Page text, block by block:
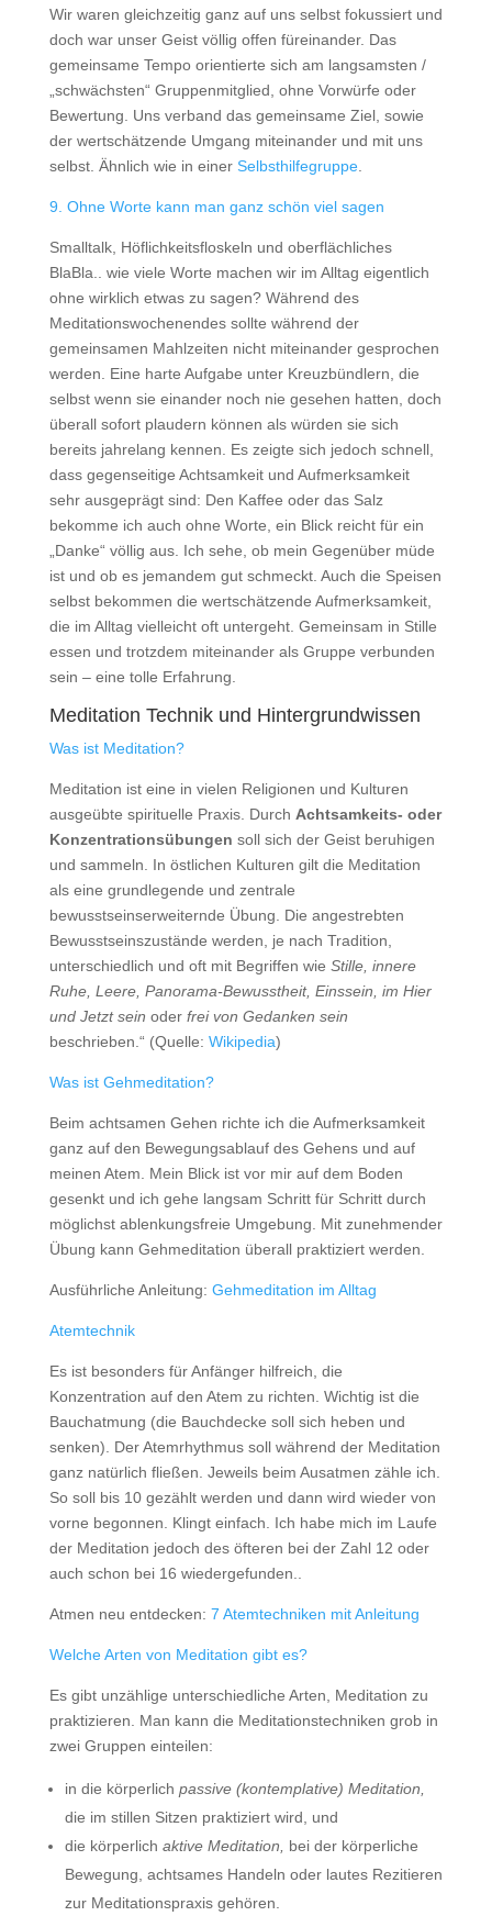
Wir waren gleichzeitig ganz auf uns selbst fokussiert und
doch war unser Geist völlig offen füreinander. Das
gemeinsame Tempo orientierte sich am langsamsten /
„schwächsten“ Gruppenmitglied, ohne Vorwürfe oder
Bewertung. Uns verband das gemeinsame Ziel, sowie
der wertschätzende Umgang miteinander und mit uns
selbst. Ähnlich wie in einer Selbsthilfegruppe.
9. Ohne Worte kann man ganz schön viel sagen
Smalltalk, Höflichkeitsfloskeln und oberflächliches
BlaBla.. wie viele Worte machen wir im Alltag eigentlich
ohne wirklich etwas zu sagen? Während des
Meditationswochenendes sollte während der
gemeinsamen Mahlzeiten nicht miteinander gesprochen
werden. Eine harte Aufgabe unter Kreuzbündlern, die
selbst wenn sie einander noch nie gesehen hatten, doch
überall sofort plaudern können als würden sie sich
bereits jahrelang kennen. Es zeigte sich jedoch schnell,
dass gegenseitige Achtsamkeit und Aufmerksamkeit
sehr ausgeprägt sind: Den Kaffee oder das Salz
bekomme ich auch ohne Worte, ein Blick reicht für ein
„Danke“ völlig aus. Ich sehe, ob mein Gegenüber müde
ist und ob es jemandem gut schmeckt. Auch die Speisen
selbst bekommen die wertschätzende Aufmerksamkeit,
die im Alltag vielleicht oft untergeht. Gemeinsam in Stille
essen und trotzdem miteinander als Gruppe verbunden
sein – eine tolle Erfahrung.
Meditation Technik und Hintergrundwissen
Was ist Meditation?
Meditation ist eine in vielen Religionen und Kulturen
ausgeübte spirituelle Praxis. Durch Achtsamkeits- oder
Konzentrationsübungen soll sich der Geist beruhigen
und sammeln. In östlichen Kulturen gilt die Meditation
als eine grundlegende und zentrale
bewusstseinserweiternde Übung. Die angestrebten
Bewusstseinszustände werden, je nach Tradition,
unterschiedlich und oft mit Begriffen wie Stille, innere
Ruhe, Leere, Panorama-Bewusstheit, Einssein, im Hier
und Jetzt sein oder frei von Gedanken sein
beschrieben.“ (Quelle: Wikipedia)
Was ist Gehmeditation?
Beim achtsamen Gehen richte ich die Aufmerksamkeit
ganz auf den Bewegungsablauf des Gehens und auf
meinen Atem. Mein Blick ist vor mir auf dem Boden
gesenkt und ich gehe langsam Schritt für Schritt durch
möglichst ablenkungsfreie Umgebung. Mit zunehmender
Übung kann Gehmeditation überall praktiziert werden.
Ausführliche Anleitung: Gehmeditation im Alltag
Atemtechnik
Es ist besonders für Anfänger hilfreich, die
Konzentration auf den Atem zu richten. Wichtig ist die
Bauchatmung (die Bauchdecke soll sich heben und
senken). Der Atemrhythmus soll während der Meditation
ganz natürlich fließen. Jeweils beim Ausatmen zähle ich.
So soll bis 10 gezählt werden und dann wird wieder von
vorne begonnen. Klingt einfach. Ich habe mich im Laufe
der Meditation jedoch des öfteren bei der Zahl 12 oder
auch schon bei 16 wiedergefunden..
Atmen neu entdecken: 7 Atemtechniken mit Anleitung
Welche Arten von Meditation gibt es?
Es gibt unzählige unterschiedliche Arten, Meditation zu
praktizieren. Man kann die Meditationstechniken grob in
zwei Gruppen einteilen:
in die körperlich passive (kontemplative) Meditation,
die im stillen Sitzen praktiziert wird, und
die körperlich aktive Meditation,
bei der körperliche
Bewegung, achtsames Handeln oder lautes Rezitieren
zur Meditationspraxis gehören.